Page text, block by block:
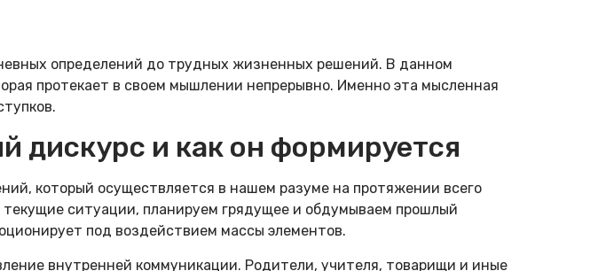
определений до трудных жизненных решений. В данном
протекает в своем мышлении непрерывно. Именно эта мысленная
дискурс и как он формируется
который осуществляется в нашем разуме на протяжении всего
ситуации, планируем грядущее и обдумываем прошлый
под воздействием массы элементов.
внутренней коммуникации. Родители, учителя, товарищи и иные